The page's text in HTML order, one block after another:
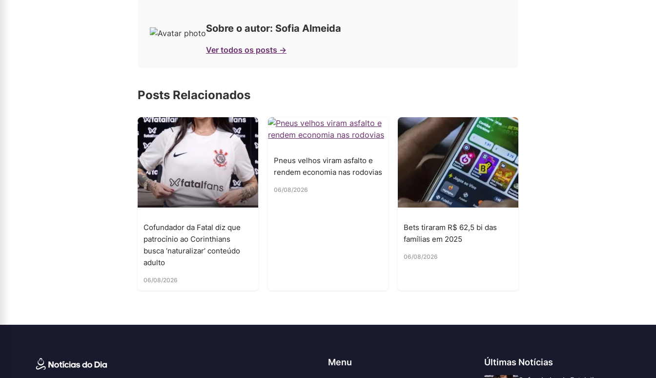
Sobre o autor: Sofia Almeida
Ver todos os posts →
Posts Relacionados
Cofundador da Fatal diz que
patrocínio ao Corinthians
busca ‘naturalizar’ conteúdo
adulto
06/08/2026
Pneus velhos viram asfalto e
rendem economia nas rodovias
06/08/2026
Bets tiraram R$ 62,5 bi das
famílias em 2025
06/08/2026
Menu Últimas Notícias